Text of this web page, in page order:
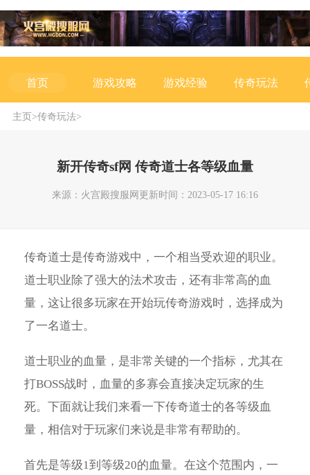
首页 游戏攻略 游戏经验 传奇玩法
主页>传奇玩法>
新开传奇sf网 传奇道士各等级血量
来源：火宫殿搜服网更新时间：2023-05-17 16:16
传奇道士是传奇游戏中，一个相当受欢迎的职业。
道士职业除了强大的法术攻击，还有非常高的血
量，这让很多玩家在开始玩传奇游戏时，选择成为
了一名道士。
道士职业的血量，是非常关键的一个指标，尤其在
打BOSS战时，血量的多寡会直接决定玩家的生
死。下面就让我们来看一下传奇道士的各等级血
量，相信对于玩家们来说是非常有帮助的。
首先是等级1到等级20的血量。在这个范围内，一